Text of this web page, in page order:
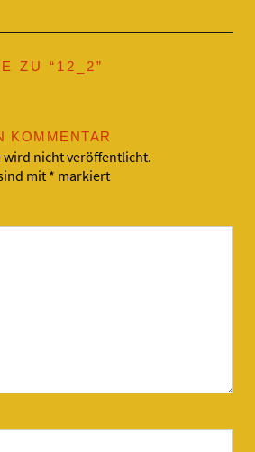
ZU “ 12_2”
KOMMENTAR
wird nicht veröffentlicht.
mit * markiert